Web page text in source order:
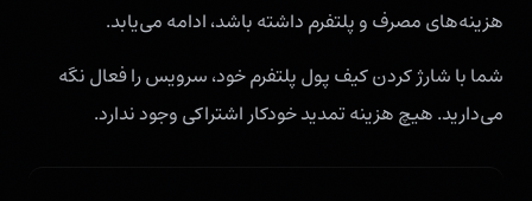
هزینه‌های مصرف و پلتفرم داشته باشد، ادامه می‌یابد.
شما با شارژ کردن کیف پول پلتفرم خود، سرویس را فعال نگه
می‌دارید. هیچ هزینه تمدید خودکار اشتراکی وجود ندارد.